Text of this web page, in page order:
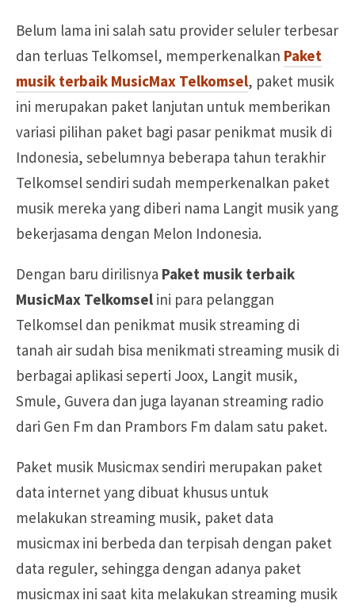
Belum lama ini salah satu provider seluler terbesar
dan terluas Telkomsel, memperkenalkan Paket
musik terbaik MusicMax Telkomsel, paket musik
ini merupakan paket lanjutan untuk memberikan
variasi pilihan paket bagi pasar penikmat musik di
Indonesia, sebelumnya beberapa tahun terakhir
Telkomsel sendiri sudah memperkenalkan paket
musik mereka yang diberi nama Langit musik yang
bekerjasama dengan Melon Indonesia.
Dengan baru dirilisnya Paket musik terbaik
MusicMax Telkomsel ini para pelanggan
Telkomsel dan penikmat musik streaming di
tanah air sudah bisa menikmati streaming musik di
berbagai aplikasi seperti Joox, Langit musik,
Smule, Guvera dan juga layanan streaming radio
dari Gen Fm dan Prambors Fm dalam satu paket.
Paket musik Musicmax sendiri merupakan paket
data internet yang dibuat khusus untuk
melakukan streaming musik, paket data
musicmax ini berbeda dan terpisah dengan paket
data reguler, sehingga dengan adanya paket
musicmax ini saat kita melakukan streaming musik